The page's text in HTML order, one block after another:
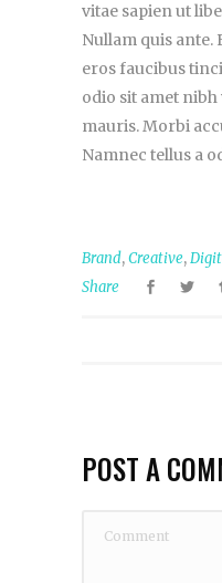
vitae sapien ut
Nullam quis ante.
eros faucibus
odio sit amet
mauris. Morbi
Namnec tellus a
Brand,Creative,
Share
POST A